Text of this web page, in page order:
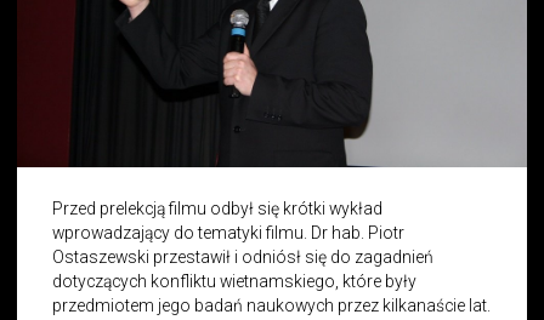
Przed prelekcją filmu odbył się krótki wykład
wprowadzający do tematyki filmu. Dr hab. Piotr
Ostaszewski przestawił i odniósł się do zagadnień
dotyczących konfliktu wietnamskiego, które były
przedmiotem jego badań naukowych przez kilkanaście lat.